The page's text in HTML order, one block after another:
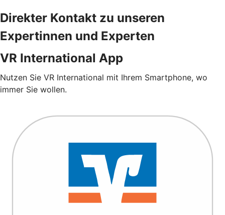
Direkter Kontakt zu unseren
Expertinnen und Experten
VR International App
Nutzen Sie VR International mit Ihrem Smartphone, wo
immer Sie wollen.